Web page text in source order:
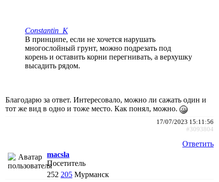
Constantin_K
В принципе, если не хочется нарушать
многослойный грунт, можно подрезать под
корень и оставить корни перегнивать, а верхушку
высадить рядом.
Благодарю за ответ. Интересовало, можно ли сажать один и
тот же вид в одно и тоже место. Как понял, можно.
17/07/2023 15:11:56
#3093804
Ответить
macsla
Посетитель
252 205 Мурманск